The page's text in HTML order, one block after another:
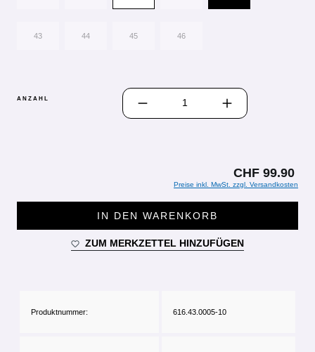
43 44 45 46
ANZAHL
PRODUKT ANZAHL: GIB DEN
CHF 99.90
Preise inkl. MwSt. zzgl. Versandkosten
IN DEN WARENKORB
ZUM MERKZETTEL HINZUFÜGEN
Produktnummer: 616.43.0005-10